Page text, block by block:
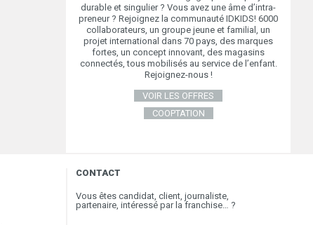
durable et singulier ? Vous avez une âme d’intra-
preneur ? Rejoignez la communauté IDKIDS! 6000
collaborateurs, un groupe jeune et familial, un
projet international dans 70 pays, des marques
fortes, un concept innovant, des magasins
connectés, tous mobilisés au service de l’enfant.
Rejoignez-nous !
VOIR LES OFFRES
COOPTATION
CONTACT
Vous êtes candidat, client, journaliste,
partenaire, intéressé par la franchise… ?